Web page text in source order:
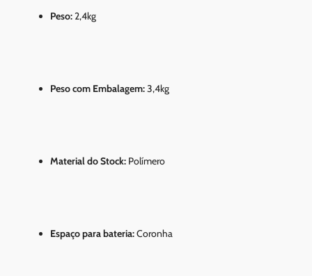
Peso:2,4kg
Peso com Embalagem:3,4kg
Material do Stock: Polímero
Espaço para bateria:Coronha